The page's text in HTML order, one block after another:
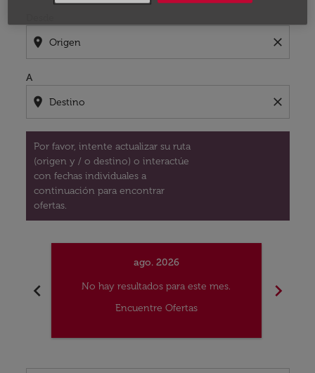
location_on close
A
location_on close
Por favor, intente actualizar su ruta
(origen y / o destino) o interactúe
con fechas individuales a
continuación para encontrar
ofertas.
chevron_left
ago. 2026
No hay resultados para este mes.
Encuentre Ofertas
chevron_right